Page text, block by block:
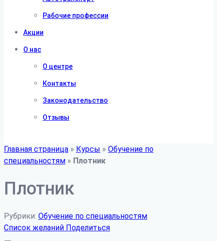
Рабочие профессии
Акции
О нас
О центре
Контакты
Законодательство
Отзывы
Главная страница » Курсы » Обучение по
специальностям » Плотник
Плотник
Рубрики: Обучение по специальностям
Список желаний Поделиться